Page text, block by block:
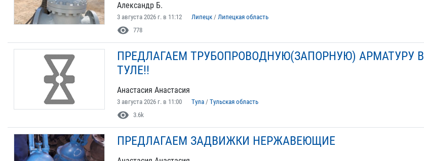
Александр Б.
3 августа 2026 г. в 11:12 Липецк / Липецкая область
visibility 778
ПРЕДЛАГАЕМ ТРУБОПРОВОДНУЮ(ЗАПОРНУЮ) АРМАТУРУ В
ТУЛЕ!!
Анастасия Анастасия
3 августа 2026 г. в 11:00 Тула / Тульская область
visibility 3.6k
ПРЕДЛАГАЕМ ЗАДВИЖКИ НЕРЖАВЕЮЩИЕ